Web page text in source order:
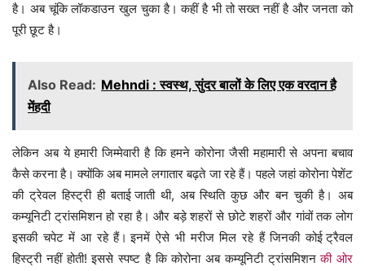
है। अब चूंकि लॉकडाउन खुल चुका है। कहीं है भी तो सख्त नहीं है और जनता को
पूरी छूट है।
Also Read: Mehndi : स्वस्थ, सुंदर बालों के लिए एक वरदान है
मेंहदी
लेकिन अब ये हमारी जिम्मेवारी है कि हमने कोरोना जैसी महामारी से अपना बचाव
कैसे करना है। क्योंकि अब मामले लगातार बढ़ते जा रहे हैं। पहले जहां कोरोना पेशेंट
की ट्रेवल हिस्ट्री ही बताई जाती थी, अब स्थिति कुछ और बन चुकी है। अब
कम्यूनिटी ट्रांसमिशन हो रहा है। और बड़े शहरों से छोटे शहरों और गांवों तक लोग
इसकी चपेट में आ रहे हैं। इनमें ऐसे भी मरीज मिल रहे हैं जिनकी कोई ट्रैवल
हिस्ट्री नहीं होती! इससे स्पष्ट है कि कोरोना अब कम्यूनिटी ट्रांसमिशनकी ओर